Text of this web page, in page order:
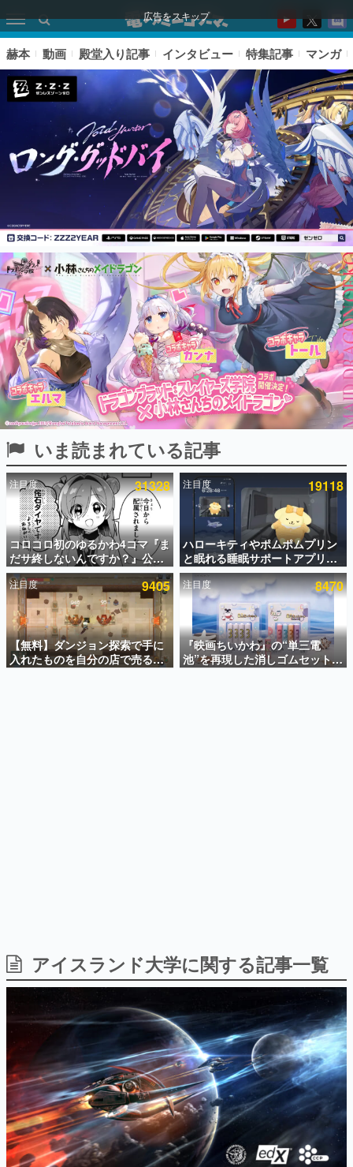
広告をスキップ
ピックアップ
電ファミのいま読まれている記事ランキング
アプリセール情報
インタビュー
連載・特集一覧
殿堂入り記事
SNS拡散数が数千以上！ ページビュー数万以上！ などな
ど。多くの人々に読まれた、電ファミ渾身の“殿堂入り”記
事をまとめました。
ゲームの企画書
名作ゲームクリエイターの方々に製作時のエピソードをお
聞きし、ヒットする企画（ゲーム）とは何か？を探ってい
きます。
赫本
この物語を解いてはいけない。『赫本』は、〈試験問題〉
の形をした短編ホラー小説集です。
新世代に訊く
これからのデジタルゲーム市場を担う若きクリエイター達
の姿を追い、彼らのルーツと情熱を探っていきます。
「経験値」「裏技」「ラスボス」… ゲームにまつわる言葉
の起源や用法の変遷を、コンピューター文化史研究家・タ
イニーP氏が徹底調査。
カテゴリ
特集記事
マンガ
女性向け
アプリレビュー
赫本 動画 殿堂入り記事 インタビュー 特集記事 マンガ
いま読まれている記事
注目度 31328
コロコロ初のゆるかわ4コマ『ま
だサ終しないんですか？』公開
スタート。主人公は新入社員の
侘石ダイヤ、ゲーム会社を舞台
にトラブルへ対応する社員たち
を描く
注目度 19118
ハローキティやポムポムプリン
と眠れる睡眠サポートアプリ
『ゆめたび』が配信中。キャラ
ごとのASMRや目覚ましアラー
ムも搭載
注目度 9405
【無料】ダンジョン探索で手に
入れたものを自分の店で売るゲ
ーム『Moonlighter』がSteam
注目度 8470
『映画ちいかわ』の“単三電
池”を再現した消しゴムセットが
8月7日より発売決定。公式は
アイスランド大学がCCP Gamesと提携してビデオゲームから「友
情」「孤独」を考えるオンライン講座を開設。『EVE Online』の